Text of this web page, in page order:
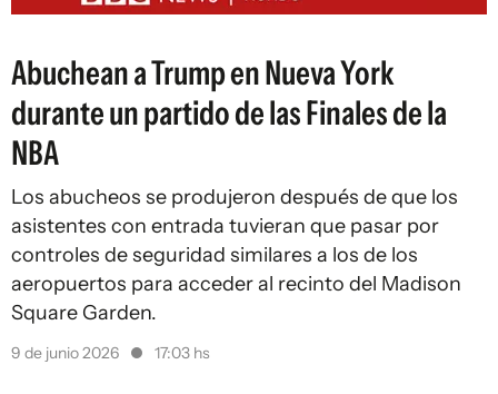
Abuchean a Trump en Nueva York
durante un partido de las Finales de la
NBA
Los abucheos se produjeron después de que los
asistentes con entrada tuvieran que pasar por
controles de seguridad similares a los de los
aeropuertos para acceder al recinto del Madison
Square Garden.
9 de junio 2026 17:03 hs